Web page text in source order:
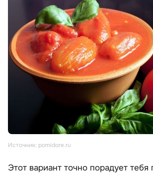
Источник: pomidore.ru
Этот вариант точно порадует тебя